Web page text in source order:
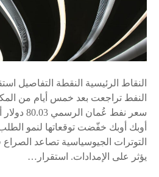
النقاط الرئيسية النقطة التفاصيل
النفط تراجعت بعد خمس أيام من
سعر نفط
التوترات الجيوسياسية تصاعد
يؤثر على الإمدادات. استقرار…